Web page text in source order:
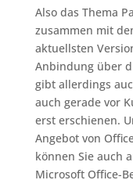
Also das Thema
zusammen mit
aktuellsten
Anbindung über
gibt allerdings
auch gerade vor
erst erschienen.
Angebot von
können Sie auch
Microsoft Office-